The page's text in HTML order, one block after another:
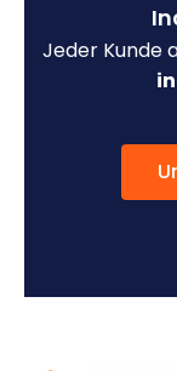
Jeder Kunde